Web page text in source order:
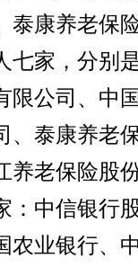
泰康养老保
家，分别是
限公司、中
、泰康养老
养老保险股
中信银行股
农业银行、